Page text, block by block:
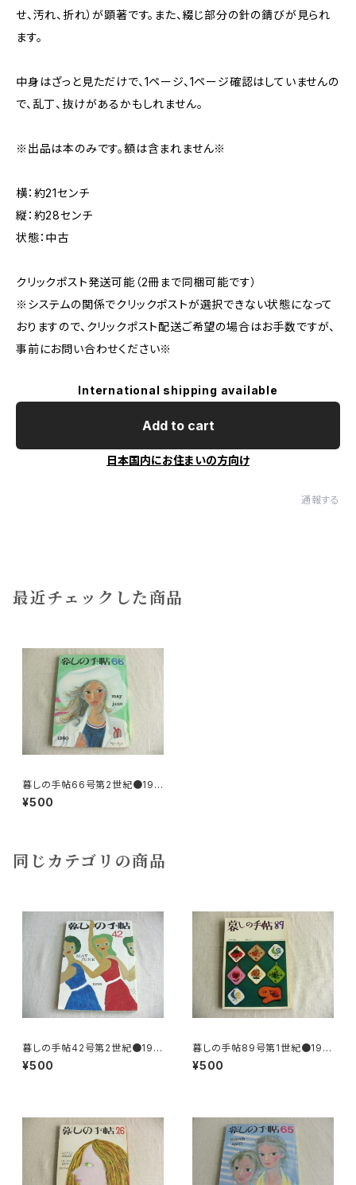
せ、汚れ、折れ）が顕著です。また、綴じ部分の針の錆びが見られ
ます。
中身はざっと見ただけで、1ページ、1ページ確認はしていませんの
で、乱丁、抜けがあるかもしれません。
※出品は本のみです。額は含まれません※
横：約21センチ
縦：約28センチ
状態：中古
クリックポスト発送可能（2冊まで同梱可能です）
※システムの関係でクリックポストが選択できない状態になって
おりますので、クリックポスト配送ご希望の場合はお手数ですが、
事前にお問い合わせください※
International shipping available
Add to cart
日本国内にお住まいの方向け
通報する
最近チェックした商品
暮しの手帖66号第2世紀●197
8
¥500
同じカテゴリの商品
暮しの手帖42号第2世紀●197
6
¥500
暮しの手帖89号第1世紀●196
7
¥500